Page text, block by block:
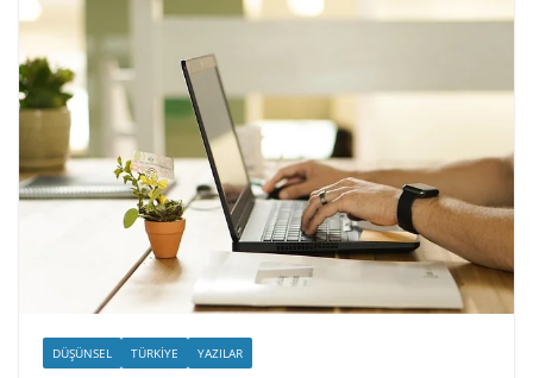
DÜŞÜNSEL TÜRKIYE YAZILAR